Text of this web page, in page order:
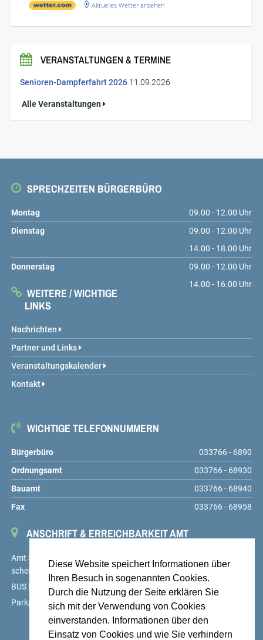
Diese Website speichert Informationen über
Ihren Besuch in sogenannten Cookies.
Durch die Nutzung der Seite erklären Sie
sich mit der Verwendung von Cookies
einverstanden. Informationen über den
Einsatz von Cookies und wie Sie verhindern
Aktuelles Wetter ansehen
VERANSTALTUNGEN & TERMINE
Senioren-Dampferfahrt 2026 11.09.2026
Alle Veranstaltungen
SPRECHZEITEN BÜRGERBÜRO
Montag
09.00 - 12.00 Uhr
Dienstag
09.00 - 12.00 Uhr
14.00 - 18.00 Uhr
Donnerstag
09.00 - 12.00 Uhr
14.00 - 16.00 Uhr
WEITERE / WICHTIGE
LINKS
Nachrichten
Partner und Links
Veranstaltungskalender
Kontakt
WICHTIGE TELEFONNUMMERN
Bürgerbüro
033766 - 6890
Ordnungsamt
033766 - 68930
Bauamt
033766 - 68940
Fax
033766 - 68958
ANSCHRIFT & ERREICHBARKEIT AMT
Amt Schenkenländchen, Markt 9, 15755 Teupitz, service@amt-
schenkenlaendchen.de
BUS Linien 725, 726 und 727, Haltestelle Teupitz, Markt
Parkplätze auf dem Hof des Amtes sowie am Markt